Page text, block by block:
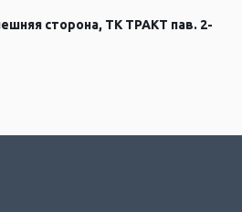
сторона, ТК ТРАКТ пав. 2-